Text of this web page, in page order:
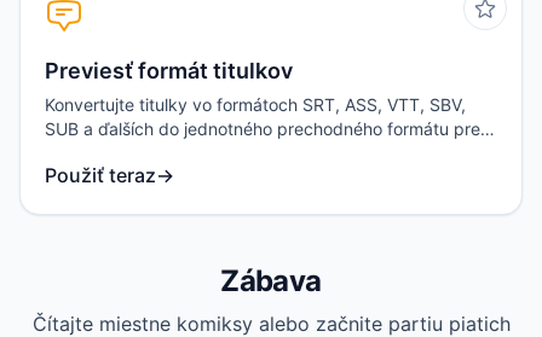
Previesť formát titulkov
Konvertujte titulky vo formátoch SRT, ASS, VTT, SBV,
SUB a ďalších do jednotného prechodného formátu pred
Použiť teraz→
Zábava
Čítajte miestne komiksy alebo začnite partiu piatich